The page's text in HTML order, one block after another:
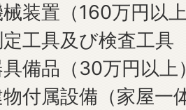
装置（160万円以
工具及び検査工具
備品（30万円以上
付属設備（家屋一